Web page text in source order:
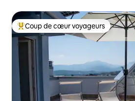
Coups de cœur voyageurs les plus
Coup de cœur voyageurs